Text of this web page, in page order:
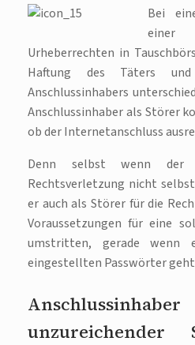
Bei
einer
Urheberrechten in
Haftung des Täters
Anschlussinhabers
Anschlussinhaber als Störer
ob der Internetanschluss
Denn selbst wenn der
Rechtsverletzung nicht
er auch als Störer für die
Voraussetzungen für eine
umstritten, gerade wenn
eingestellten Passwörter
unzureichender